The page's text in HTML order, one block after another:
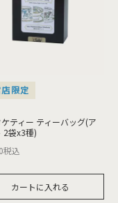
限定
ケティー ティーバッグ(ア
2袋x3種)
税込
カートに入れる